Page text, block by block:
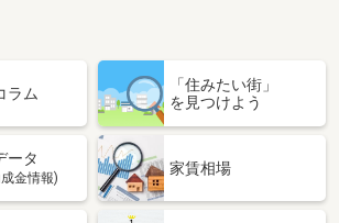
ラム
「住みたい街」
を見つけよう
ータ
金情報)
家賃相場